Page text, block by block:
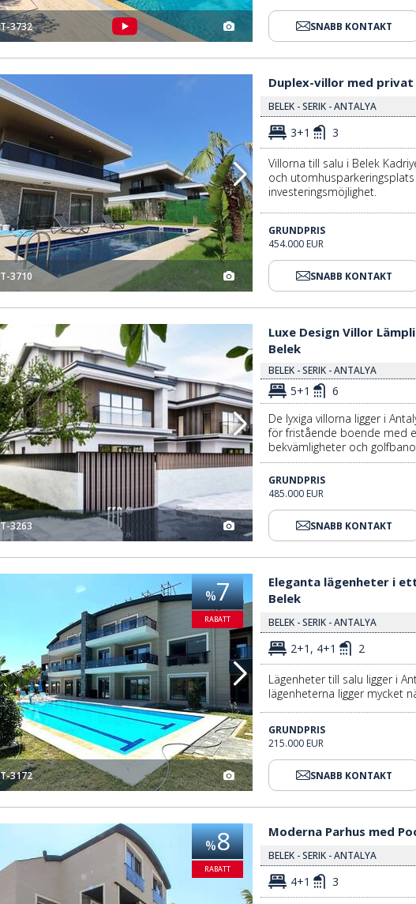
3732 SNABB KONTAKT
Duplex-villor Med Privat Pool I Belek Kadriye 3
3710
Duplex-villor med
BELEK - SERIK - ANTALYA
3+1 3
Villorna till salu i Belek
och
investeringsmöjlighet.
GRUNDPRIS
454.000 EUR
SNABB KONTAKT
Belek 2Luxe Design Villor Lämpliga För Fristående Boende I Antalya Belek 3
3263
Luxe Design Villor
Belek
BELEK - SERIK - ANTALYA
5+1
6
De lyxiga villorna ligger i
för fristående boende med
bekvämligheter och
GRUNDPRIS
485.000 EUR
SNABB KONTAKT
Eleganta Lägenheter I Ett Komplex Med Pool Nära Stranden I Belek 3
%7
RABATT
3172
Eleganta lägenheter i
Belek
BELEK - SERIK - ANTALYA
2+1, 4+1 2
Lägenheter till salu ligger i
lägenheterna ligger mycket
GRUNDPRIS
215.000 EUR
SNABB KONTAKT
Moderna Parhus Med Pool Nära Golfbanor I Belek 3
%8
RABATT
Moderna Parhus med
BELEK - SERIK - ANTALYA
4+1 3